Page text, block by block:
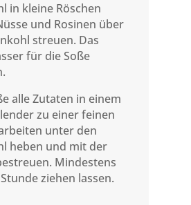
in kleine Röschen
und Rosinen über
streuen. Das
für die Soße
alle Zutaten in einem
zu einer feinen
unter den
heben und mit der
Mindestens
ziehen lassen.